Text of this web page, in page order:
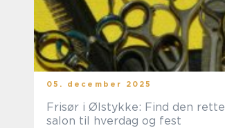
05. december 2025
Frisør i Ølstykke: Find den rette
salon til hverdag og fest